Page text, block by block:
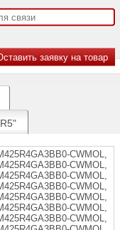
CWMOL,
CWMOL,
СWMOL,
СWMOL,
СWМOL,
СWМOL,
СWМOL,